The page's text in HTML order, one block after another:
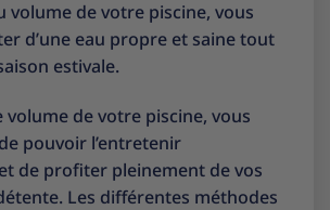
volume de votre piscine, vous
d’une eau propre et saine tout
estivale.
volume de votre piscine, vous
pouvoir l’entretenir
de profiter pleinement de vos
Les différentes méthodes